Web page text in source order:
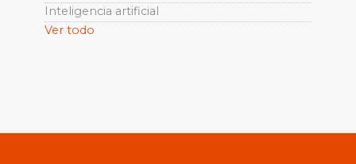
Inteligencia artificial
Ver todo